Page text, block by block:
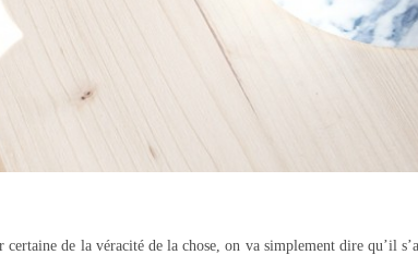
de la véracité de la chose, on va simplement dire qu’il